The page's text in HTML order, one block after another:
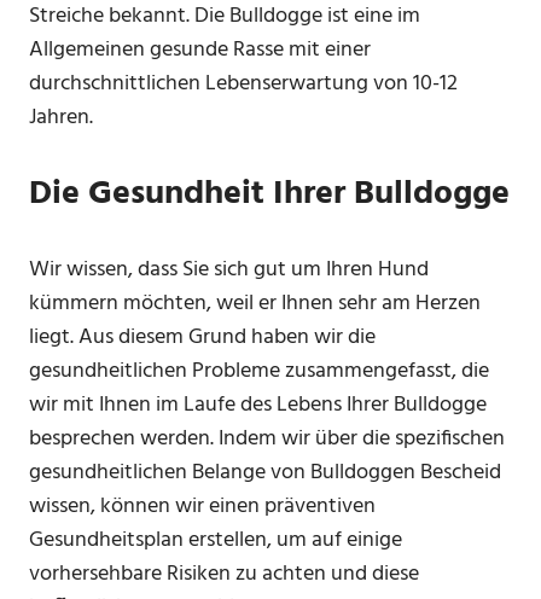
Streiche bekannt. Die Bulldogge ist eine im
Allgemeinen gesunde Rasse mit einer
durchschnittlichen Lebenserwartung von 10-12
Jahren.
Die Gesundheit Ihrer Bulldogge
Wir wissen, dass Sie sich gut um Ihren Hund
kümmern möchten, weil er Ihnen sehr am Herzen
liegt. Aus diesem Grund haben wir die
gesundheitlichen Probleme zusammengefasst, die
wir mit Ihnen im Laufe des Lebens Ihrer Bulldogge
besprechen werden. Indem wir über die spezifischen
gesundheitlichen Belange von Bulldoggen Bescheid
wissen, können wir einen präventiven
Gesundheitsplan erstellen, um auf einige
vorhersehbare Risiken zu achten und diese